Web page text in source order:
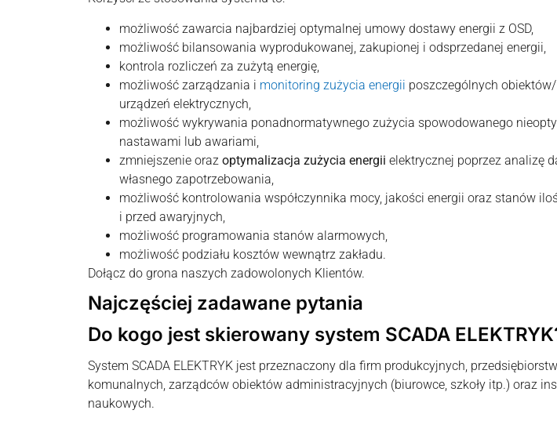
możliwość zawarcia najbardziej optymalnej umowy dostawy energii z OSD,
możliwość bilansowania wyprodukowanej, zakupionej i odsprzedanej energii,
kontrola rozliczeń za zużytą energię,
możliwość zarządzania i monitoring zużycia energii poszczególnych obiektów/
urządzeń elektrycznych,
możliwość wykrywania ponadnormatywnego zużycia spowodowanego
nastawami lub awariami,
zmniejszenie oraz optymalizacja zużycia energii elektrycznej poprzez analizę
własnego zapotrzebowania,
możliwość kontrolowania współczynnika mocy, jakości energii oraz stanów
i przed awaryjnych,
możliwość programowania stanów alarmowych,
możliwość podziału kosztów wewnątrz zakładu.
Dołącz do grona naszych zadowolonych Klientów.
Najczęściej zadawane pytania
Do kogo jest skierowany system SCADA
System SCADA ELEKTRYK jest przeznaczony dla firm produkcyjnych,
komunalnych, zarządców obiektów administracyjnych (biurowce, szkoły itp.) oraz
naukowych.